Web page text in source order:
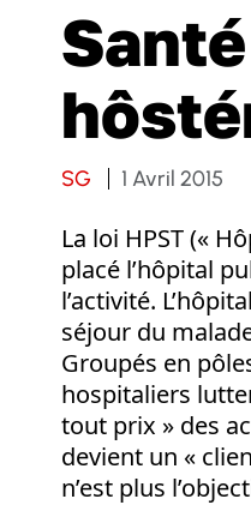
SG 1 Avril 2015
La loi HPST («
placé l’hôpital
l’activité.
séjour du
Groupés en
hospitaliers
tout prix » des
devient un «
n’est plus